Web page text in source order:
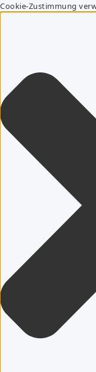
Cookie-Zustimmung